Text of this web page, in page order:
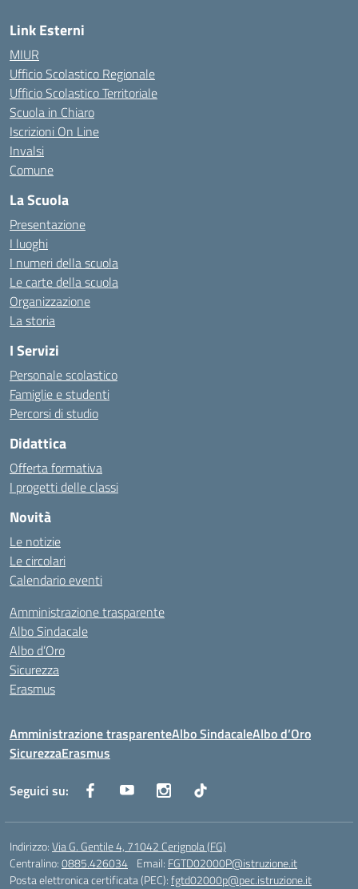
Link Esterni
MIUR
Ufficio Scolastico Regionale
Ufficio Scolastico Territoriale
Scuola in Chiaro
Iscrizioni On Line
Invalsi
Comune
La Scuola
Presentazione
I luoghi
I numeri della scuola
Le carte della scuola
Organizzazione
La storia
I Servizi
Personale scolastico
Famiglie e studenti
Percorsi di studio
Didattica
Offerta formativa
I progetti delle classi
Novità
Le notizie
Le circolari
Calendario eventi
Amministrazione trasparente
Albo Sindacale
Albo d’Oro
Sicurezza
Erasmus
Amministrazione trasparenteAlbo SindacaleAlbo d’Oro
SicurezzaErasmus
Seguici su:
Indirizzo:Via G. Gentile 4, 71042 Cerignola (FG)
Centralino:0885.426034 Email: FGTD02000P@istruzione.it
Posta elettronica certificata (PEC):fgtd02000p@pec.istruzione.it